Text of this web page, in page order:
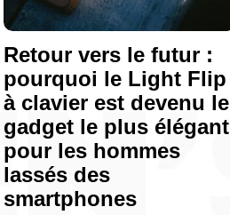
Retour vers le futur :
pourquoi le Light Flip
à clavier est devenu le
gadget le plus élégant
pour les hommes
lassés des
smartphones